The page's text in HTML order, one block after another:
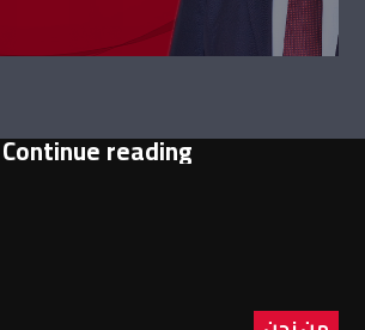
Continue reading